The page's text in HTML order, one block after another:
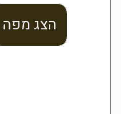
הצג מפה